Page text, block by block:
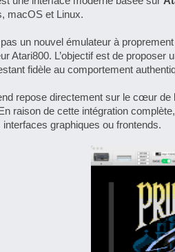
macOS et Linux.
pas un nouvel émulateur à
Atari800. L’objectif est de
fidèle au comportement
repose directement sur le cœur de
raison de cette intégration
interfaces graphiques ou frontends.